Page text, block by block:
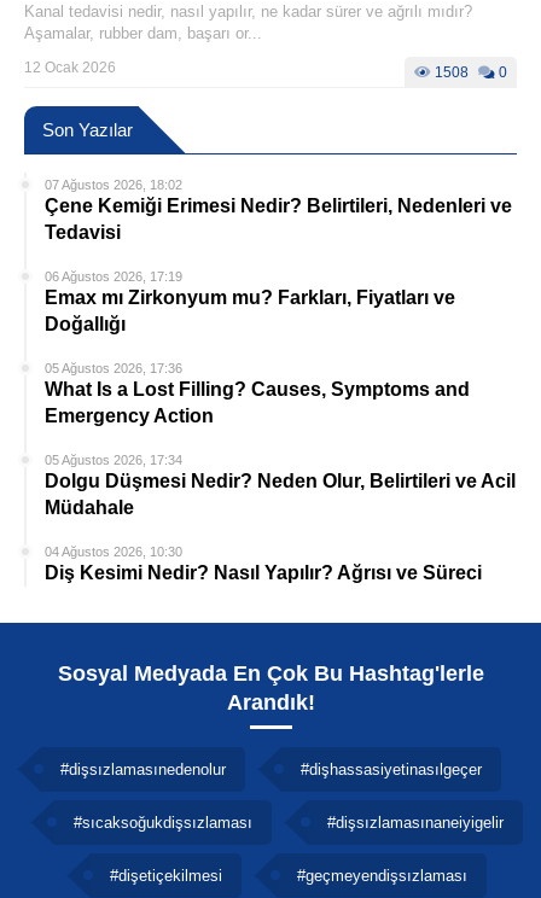
Kanal tedavisi nedir, nasıl yapılır, ne kadar sürer ve ağrılı mıdır?
Aşamalar, rubber dam, başarı or...
12 Ocak 2026 1508 0
Son Yazılar
07 Ağustos 2026, 18:02
Çene Kemiği Erimesi Nedir? Belirtileri, Nedenleri ve
Tedavisi
06 Ağustos 2026, 17:19
Emax mı Zirkonyum mu? Farkları, Fiyatları ve
Doğallığı
05 Ağustos 2026, 17:36
What Is a Lost Filling? Causes, Symptoms and
Emergency Action
05 Ağustos 2026, 17:34
Dolgu Düşmesi Nedir? Neden Olur, Belirtileri ve Acil
Müdahale
04 Ağustos 2026, 10:30
Diş Kesimi Nedir? Nasıl Yapılır? Ağrısı ve Süreci
Sosyal Medyada En Çok Bu Hashtag'lerle
Arandık!
#dişsızlamasınedenolur #dişhassasiyetinasılgeçer
#sıcaksoğukdişsızlaması #dişsızlamasınaneiyigelir
#dişetiçekilmesi #geçmeyendişsızlaması